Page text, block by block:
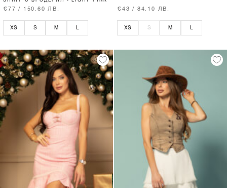
€77 / 150.60 ЛВ.
XS S M L
€43 / 84.10 ЛВ.
XS S M L